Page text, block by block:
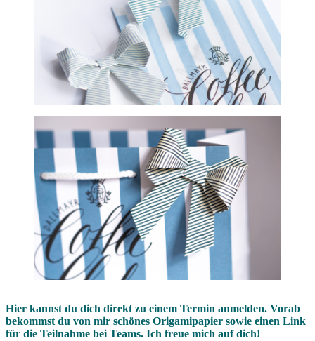
Hier kannst du dich direkt zu einem Termin anmelden. Vorab
bekommst du von mir schönes Origamipapier sowie einen Link
für die Teilnahme bei Teams. Ich freue mich auf dich!